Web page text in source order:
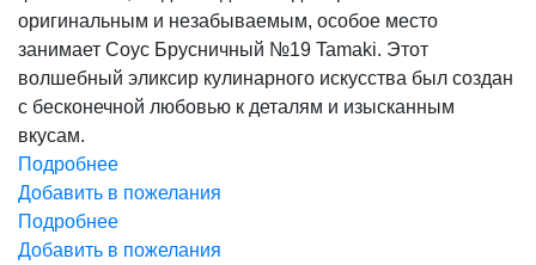
оригинальным и незабываемым, особое место
занимает Соус Брусничный №19 Tamaki. Этот
волшебный эликсир кулинарного искусства был создан
с бесконечной любовью к деталям и изысканным
вкусам.
Подробнее
Добавить в пожелания
Подробнее
Добавить в пожелания